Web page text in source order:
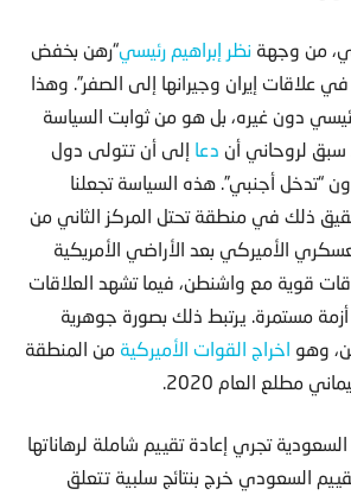
من وجهة نظر إبراهيم رئيسي“رهن بخفض
علاقات إيران وجيرانها إلى الصفر”. وهذا
دون غيره، بل هو من ثوابت السياسة
سبق لروحاني أن دعا إلى أن تتولى دول
“تدخل أجنبي”. هذه السياسة تجعلنا
ذلك في منطقة تحتل المركز الثاني من
الأميركي بعد الأراضي الأمريكية
قوية مع واشنطن، فيما تشهد العلاقات
مستمرة. يرتبط ذلك بصورة جوهرية
وهو اخراج القوات الأميركية من المنطقة
مطلع العام 2020.
تجري إعادة تقييم شاملة لرهاناتها
السعودي خرج بنتائج سلبية تتعلق